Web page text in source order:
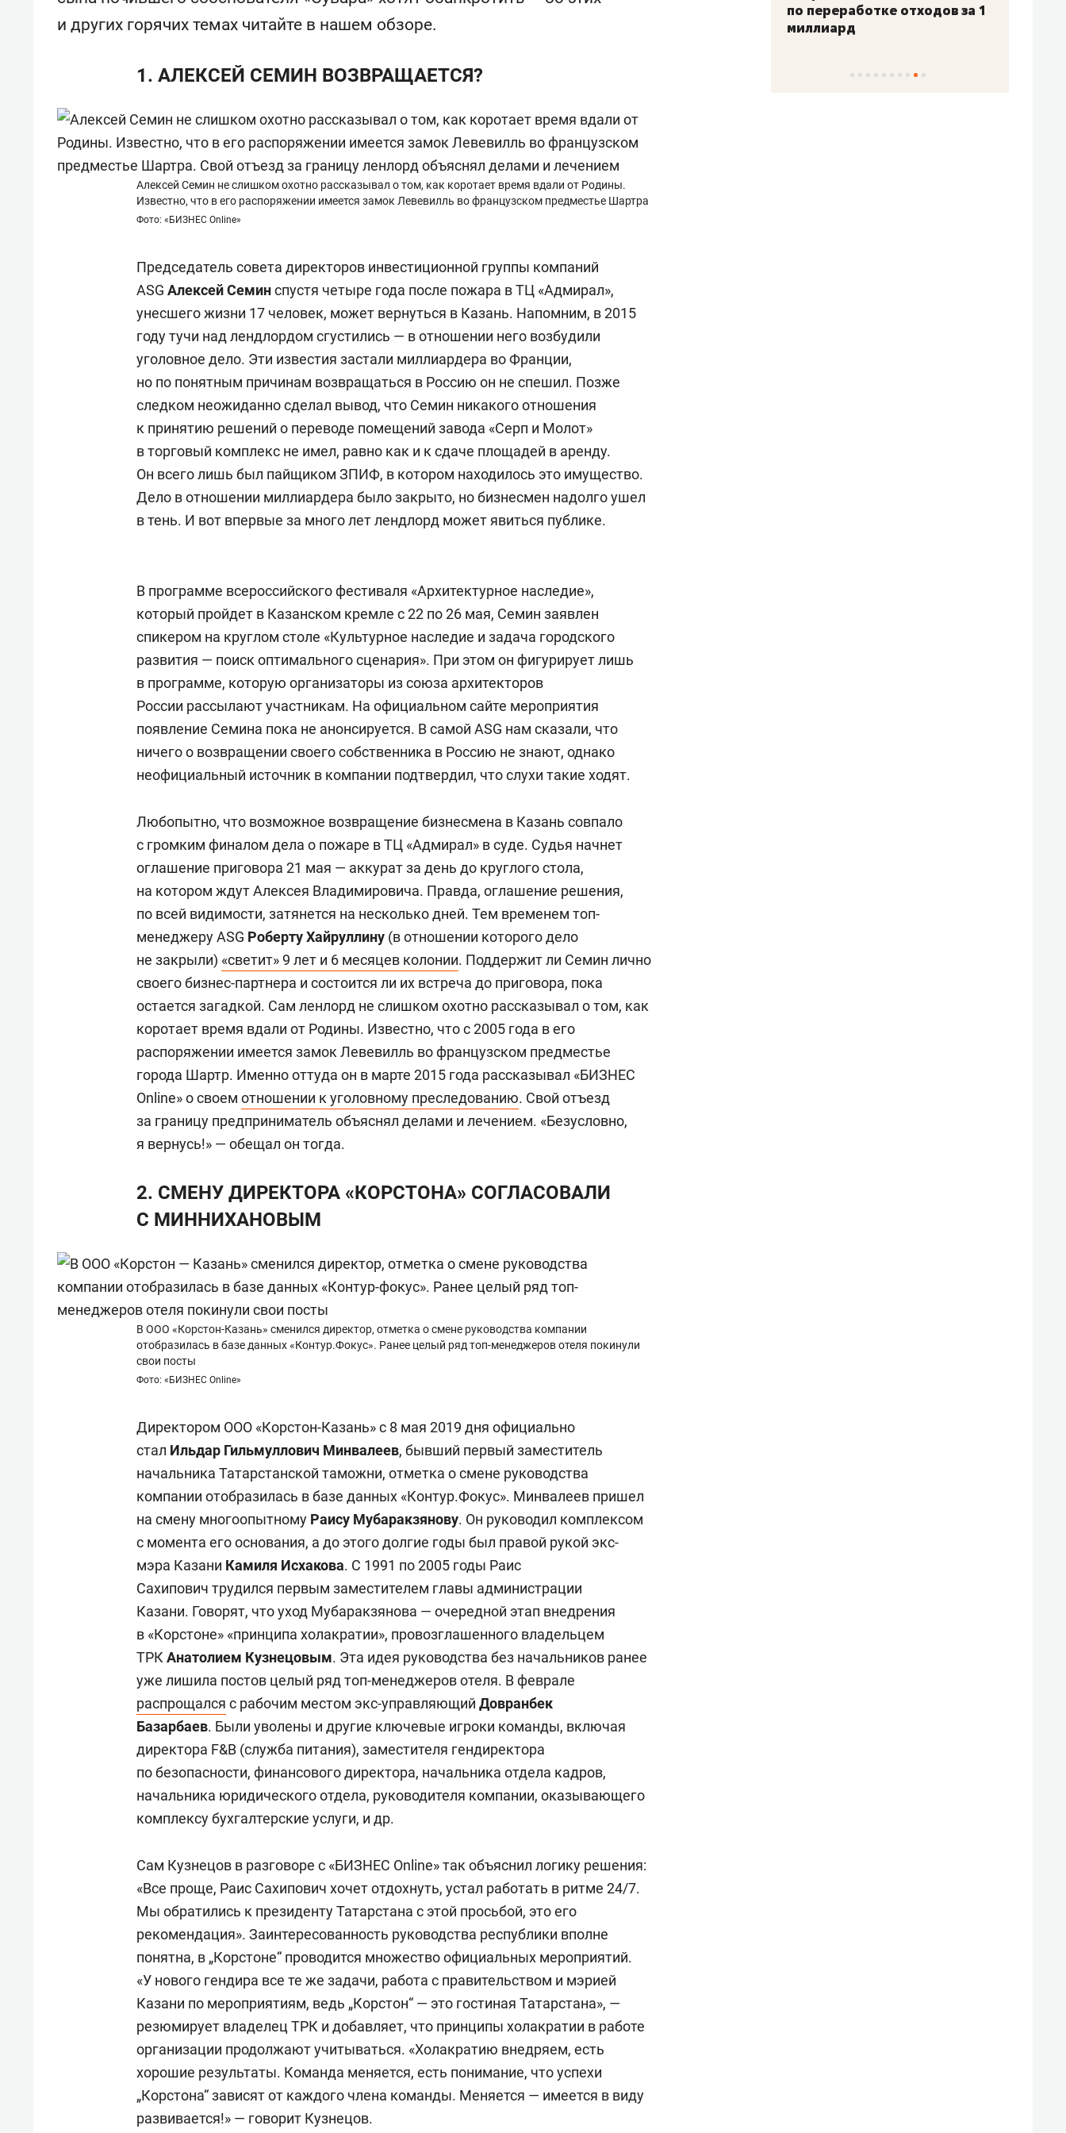
и других горячих темах читайте в нашем обзоре.
1. АЛЕКСЕЙ СЕМИН ВОЗВРАЩАЕТСЯ?
Алексей Семин не слишком охотно рассказывал о том, как коротает время вдали от Родины.
Известно, что в его распоряжении имеется замок Левевилль во французском предместье Шартра
Фото: «БИЗНЕС Online»
Председатель совета директоров инвестиционной группы компаний
ASG Алексей Семинспустя четыре года после пожара в ТЦ «Адмирал»,
унесшего жизни 17 человек, может вернуться в Казань. Напомним, в 2015
году тучи над лендлордом сгустились — в отношении него возбудили
уголовное дело. Эти известия застали миллиардера во Франции,
но по понятным причинам возвращаться в Россию он не спешил. Позже
следком неожиданно сделал вывод, что Семин никакого отношения
к принятию решений о переводе помещений завода «Серп и Молот»
в торговый комплекс не имел, равно как и к сдаче площадей в аренду.
Он всего лишь был пайщиком ЗПИФ, в котором находилось это имущество.
Дело в отношении миллиардера было закрыто, но бизнесмен надолго ушел
в тень. И вот впервые за много лет лендлорд может явиться публике.
В программе всероссийского фестиваля «Архитектурное наследие»,
который пройдет в Казанском кремле с 22 по 26 мая, Семин заявлен
спикером на круглом столе «Культурное наследие и задача городского
развития — поиск оптимального сценария». При этом он фигурирует лишь
в программе, которую организаторы из союза архитекторов
России рассылают участникам. На официальном сайте мероприятия
появление Семина пока не анонсируется. В самой ASG нам сказали, что
ничего о возвращении своего собственника в Россию не знают, однако
неофициальный источник в компании подтвердил, что слухи такие ходят.
Любопытно, что возможное возвращение бизнесмена в Казань совпало
с громким финалом дела о пожаре в ТЦ «Адмирал» в суде. Судья начнет
оглашение приговора 21 мая — аккурат за день до круглого стола,
на котором ждут Алексея Владимировича. Правда, оглашение решения,
по всей видимости, затянется на несколько дней. Тем временем топ-
менеджеру ASG Роберту Хайруллину (в отношении которого дело
не закрыли) «светит» 9 лет и 6 месяцев колонии. Поддержит ли Семин лично
своего бизнес-партнера и состоится ли их встреча до приговора, пока
остается загадкой. Сам ленлорд не слишком охотно рассказывал о том, как
коротает время вдали от Родины. Известно, что с 2005 года в его
распоряжении имеется замок Левевилль во французском предместье
города Шартр. Именно оттуда он в марте 2015 года рассказывал «БИЗНЕС
Online» о своем отношении к уголовному преследованию. Свой отъезд
за границу предприниматель объяснял делами и лечением. «Безусловно,
я вернусь!» — обещал он тогда.
2. СМЕНУ ДИРЕКТОРА «КОРСТОНА» СОГЛАСОВАЛИ
С МИННИХАНОВЫМ
В ООО «Корстон-Казань» сменился директор, отметка о смене руководства компании
отобразилась в базе данных «Контур.Фокус». Ранее целый ряд топ-менеджеров отеля покинули
свои посты
Фото: «БИЗНЕС Online»
Директором ООО «Корстон-Казань» с 8 мая 2019 дня официально
стал Ильдар Гильмуллович Минвалеев, бывший первый заместитель
начальника Татарстанской таможни, отметка о смене руководства
компании отобразилась в базе данных «Контур.Фокус». Минвалеев пришел
на смену многоопытному Раису Мубаракзянову. Он руководил комплексом
с момента его основания, а до этого долгие годы был правой рукой экс-
мэра Казани Камиля Исхакова. С 1991 по 2005 годы Раис
Сахипович трудился первым заместителем главы администрации
Казани. Говорят, что уход Мубаракзянова — очередной этап внедрения
в «Корстоне» «принципа холакратии», провозглашенного владельцем
ТРК Анатолием Кузнецовым. Эта идея руководства без начальников ранее
уже лишила постов целый ряд топ-менеджеров отеля. В феврале
распрощался с рабочим местом экс-управляющий Довранбек
Базарбаев. Были уволены и другие ключевые игроки команды, включая
директора F&B (служба питания), заместителя гендиректора
по безопасности, финансового директора, начальника отдела кадров,
начальника юридического отдела, руководителя компании, оказывающего
комплексу бухгалтерские услуги, и др.
Сам Кузнецов в разговоре с «БИЗНЕС Online» так объяснил логику решения:
«Все проще, Раис Сахипович хочет отдохнуть, устал работать в ритме 24/7.
Мы обратились к президенту Татарстана с этой просьбой, это его
рекомендация». Заинтересованность руководства республики вполне
понятна, в „Корстоне“ проводится множество официальных мероприятий.
«У нового гендира все те же задачи, работа с правительством и мэрией
Казани по мероприятиям, ведь „Корстон“ — это гостиная Татарстана», —
резюмирует владелец ТРК и добавляет, что принципы холакратии в работе
организации продолжают учитываться. «Холакратию внедряем, есть
хорошие результаты. Команда меняется, есть понимание, что успехи
„Корстона“ зависят от каждого члена команды. Меняется — имеется в виду
развивается!» — говорит Кузнецов.
«Резиденцию ДАН»
фанатов Азии»
по переработке отходов за 1
миллиард